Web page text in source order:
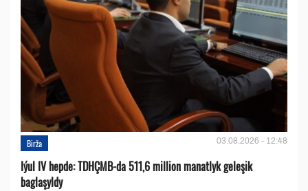
Birža 03.08.2026 - 12:48
Iýul IV hepde: TDHÇMB-da 511,6 million manatlyk geleşik
baglaşyldy